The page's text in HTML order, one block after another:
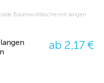
Baumwolltasche mit langen
ab 2,17 €